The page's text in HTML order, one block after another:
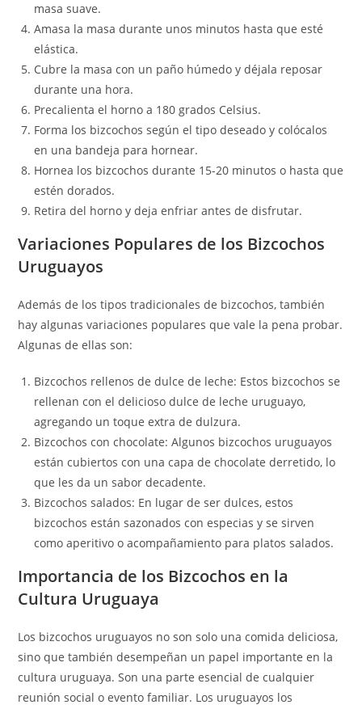
masa suave.
Amasa la masa durante unos minutos hasta que esté
elástica.
Cubre la masa con un paño húmedo y déjala reposar
durante una hora.
Precalienta el horno a 180 grados Celsius.
Forma los bizcochos según el tipo deseado y colócalos
en una bandeja para hornear.
Hornea los bizcochos durante 15-20 minutos o hasta que
estén dorados.
Retira del horno y deja enfriar antes de disfrutar.
Variaciones Populares de los Bizcochos
Uruguayos
Además de los tipos tradicionales de bizcochos, también
hay algunas variaciones populares que vale la pena probar.
Algunas de ellas son:
Bizcochos rellenos de dulce de leche: Estos bizcochos se
rellenan con el delicioso dulce de leche uruguayo,
agregando un toque extra de dulzura.
Bizcochos con chocolate: Algunos bizcochos uruguayos
están cubiertos con una capa de chocolate derretido, lo
que les da un sabor decadente.
Bizcochos salados: En lugar de ser dulces, estos
bizcochos están sazonados con especias y se sirven
como aperitivo o acompañamiento para platos salados.
Importancia de los Bizcochos en la
Cultura Uruguaya
Los bizcochos uruguayos no son solo una comida deliciosa,
sino que también desempeñan un papel importante en la
cultura uruguaya. Son una parte esencial de cualquier
reunión social o evento familiar. Los uruguayos los